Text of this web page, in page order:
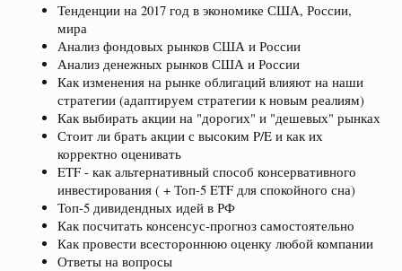
Тенденции на 2017 год в экономике США, России,
мира
Анализ фондовых рынков США и России
Анализ денежных рынков США и России
Как изменения на рынке облигаций влияют на наши
стратегии (адаптируем стратегии к новым реалиям)
Как выбирать акции на "дорогих" и "дешевых" рынках
Стоит ли брать акции с высоким P/E и как их
корректно оценивать
ETF - как альтернативный способ консервативного
инвестирования ( + Топ-5 ETF для спокойного сна)
Топ-5 дивидендных идей в РФ
Как посчитать консенсус-прогноз самостоятельно
Как провести всестороннюю оценку любой компании
Ответы на вопросы